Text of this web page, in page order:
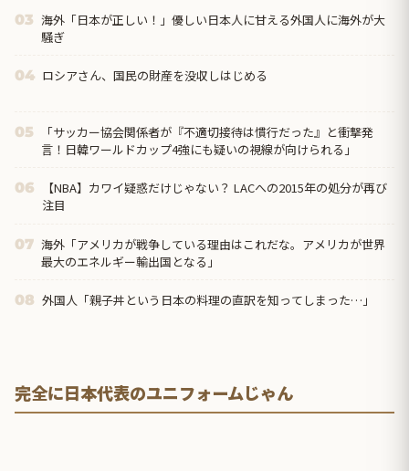
03 海外「日本が正しい！」優しい日本人に甘える外国人に海外が大
騒ぎ
04 ロシアさん、国民の財産を没収しはじめる
05
「サッカー協会関係者が『不適切接待は慣行だった』と衝撃発
言！日韓ワールドカップ4強にも疑いの視線が向けられる」
06
【NBA】カワイ疑惑だけじゃない？ LACへの2015年の処分が再び
注目
07 海外「アメリカが戦争している理由はこれだな。アメリカが世界
最大のエネルギー輸出国となる」
08 外国人「親子丼という日本の料理の直訳を知ってしまった…」
完全に日本代表のユニフォームじゃん